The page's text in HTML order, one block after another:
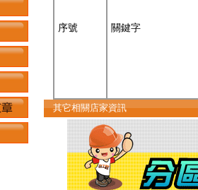
序號 關鍵字
其它相關店家資訊